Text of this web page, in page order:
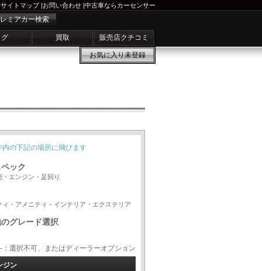
サイトマップ|お問い合わせ |中古車ならカーセンサー
ミアカー検索
買取 販売店クチコミ
お気に入り未登録
内の下記の場所に飛びます
ック
・エンジン・足回り
ィ・アメニティ・インテリア・エクステリア
グレード選択
択不可、またはディーラーオプション
ジン